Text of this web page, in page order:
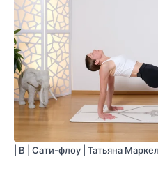
| B | Сати-флоу | Татьяна